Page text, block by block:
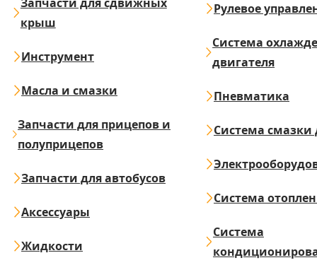
крыш
Инструмент
Масла и смазки
Запчасти для прицепов и
полуприцепов
Запчасти для автобусов
Аксессуары
Жидкости
Рулевое
Система
двигателя
Пневматика
Система смазки
Система
Система